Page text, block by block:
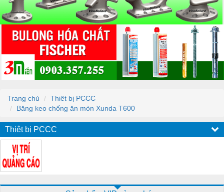
Trang chủ
Thiêt bị PCCC
Băng keo chống ăn mòn Xunda T600
Thiêt bị PCCC